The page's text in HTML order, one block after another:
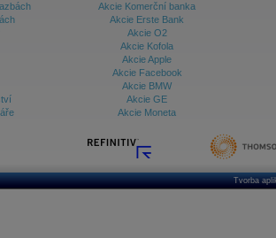
Akcie Komerční banka
Akcie Erste Bank
Akcie O2
Akcie Kofola
Akcie Apple
Akcie Facebook
Akcie BMW
Akcie GE
Akcie Moneta
Tvorba